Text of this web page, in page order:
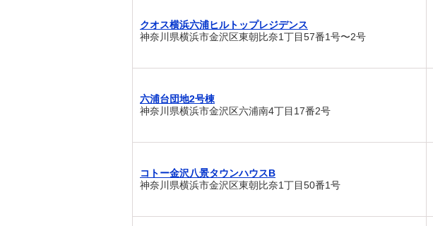
クオス横浜六浦ヒルトップレジデンス
神奈川県横浜市金沢区東朝比奈1丁目57番1号〜2号
六浦台団地2号棟
神奈川県横浜市金沢区六浦南4丁目17番2号
コトー金沢八景タウンハウスB
神奈川県横浜市金沢区東朝比奈1丁目50番1号